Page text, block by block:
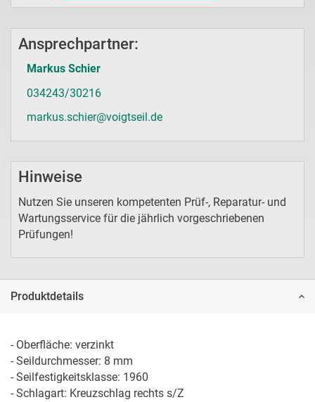
Ansprechpartner:
Markus Schier
034243/30216
markus.schier@voigtseil.de
Hinweise
Nutzen Sie unseren kompetenten Prüf-, Reparatur- und
Wartungsservice für die jährlich vorgeschriebenen
Prüfungen!
Produktdetails
- Oberfläche: verzinkt
- Seildurchmesser: 8 mm
- Seilfestigkeitsklasse: 1960
- Schlagart: Kreuzschlag rechts s/Z